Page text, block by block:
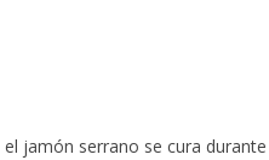
jamón serrano se cura